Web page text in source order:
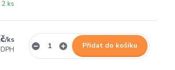
ks
/ks
Přidat do košíku